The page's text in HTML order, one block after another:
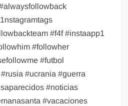
#f4f #instaapp1
#followher
#futbol
#ucrania #guerra
#noticias
#vacaciones